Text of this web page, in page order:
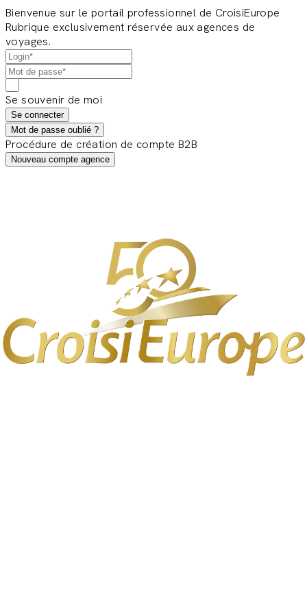
Bienvenue sur le portail professionnel de CroisiEurope
Rubrique exclusivement réservée aux agences de
voyages.
Se souvenir de moi
Se connecter
Mot de passe oublié ?
Procédure de création de compte B2B
Nouveau compte agence